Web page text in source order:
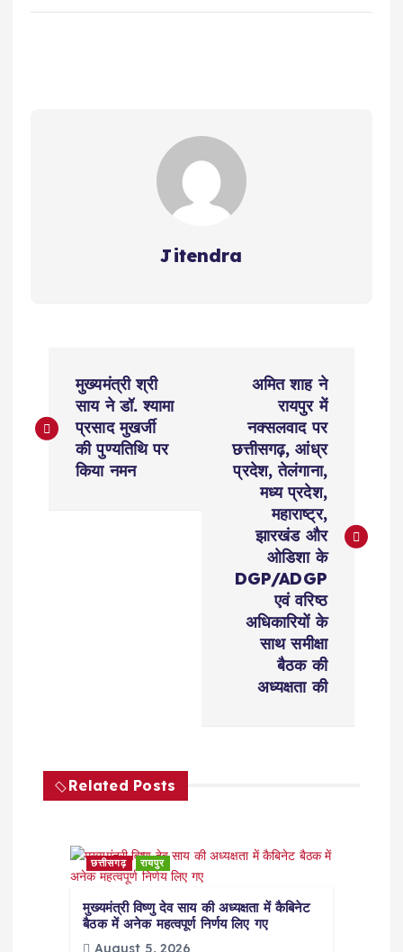
Jitendra
o
a
t
मुख्यमंत्री श्री
साय ने डॉ. श्यामा
प्रसाद मुखर्जी
की पुण्यतिथि पर
किया नमन
अमित शाह ने
रायपुर में
नक्सलवाद पर
छत्तीसगढ़, आंध्र
प्रदेश, तेलंगाना,
मध्य प्रदेश,
महाराष्ट्र,
झारखंड और
ओडिशा के
DGP/ADGP
एवं वरिष्ठ
अधिकारियों के
साथ समीक्षा
बैठक की
अध्यक्षता की
Related Posts
छत्तीसगढ़ रायपुर
मुख्यमंत्री विष्णु देव साय की अध्यक्षता में कैबिनेट
बैठक में अनेक महत्वपूर्ण निर्णय लिए गए
August 5, 2026